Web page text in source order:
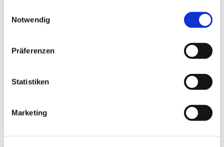
Notwendig
Präferenzen
Statistiken
Marketing